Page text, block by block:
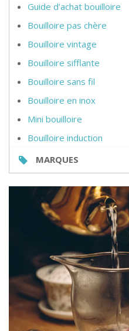
Guide d’achat bouilloire
Bouilloire pas chère
Bouilloire vintage
Bouilloire sifflante
Bouilloire sans fil
Bouilloire en inox
Mini bouilloire
Bouilloire induction
MARQUES